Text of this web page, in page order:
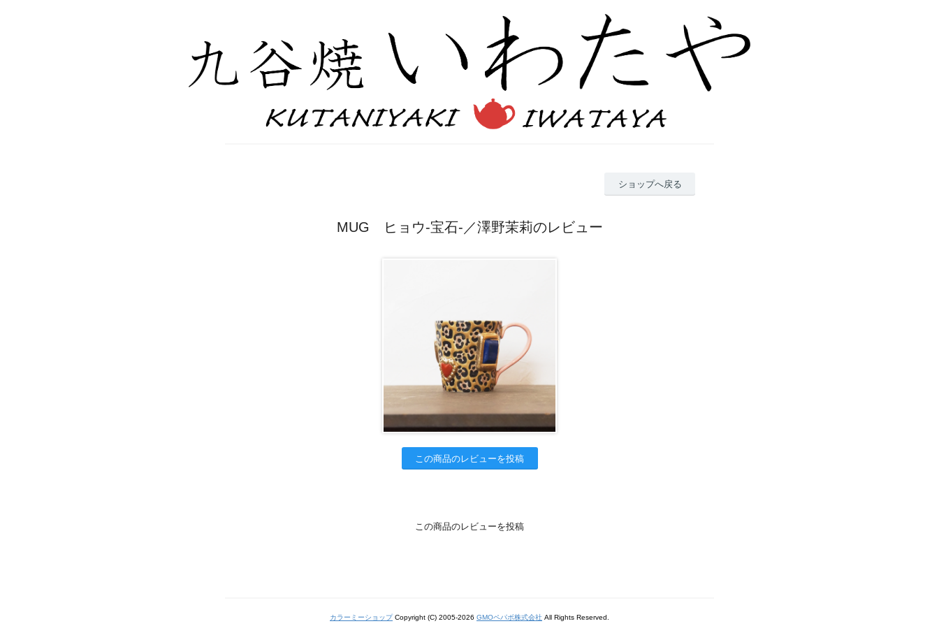
ショップへ戻る
MUG ヒョウ-宝石-／澤野茉莉のレビュー
この商品のレビューを投稿
この商品のレビューを投稿
カラーミーショップCopyright (C) 2005-2026 GMOペパボ株式会社 All Rights Reserved.